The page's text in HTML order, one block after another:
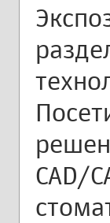
CAD/